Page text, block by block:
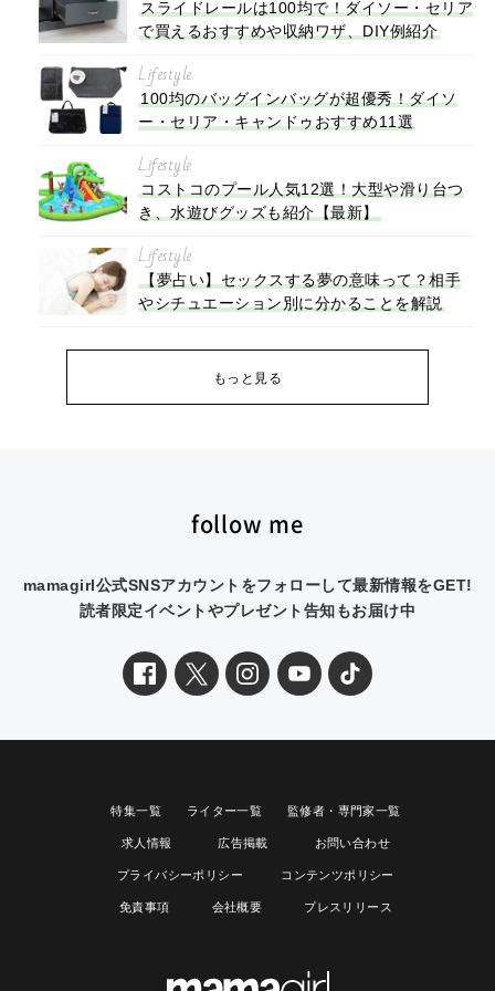
スライドレールは100均で！ダイソー・セリア
で買えるおすすめや収納ワザ、DIY例紹介
Lifestyle
100均のバッグインバッグが超優秀！ダイソ
ー・セリア・キャンドゥおすすめ11選
Lifestyle
コストコのプール人気12選！大型や滑り台つ
き、水遊びグッズも紹介【最新】
Lifestyle
【夢占い】セックスする夢の意味って？相手
やシチュエーション別に分かることを解説
もっと見る
follow me
mamagirl公式SNSアカウントをフォローして最新情報をGET!
読者限定イベントやプレゼント告知もお届け中
特集一覧 ライター一覧 監修者・専門家一覧
求人情報 広告掲載 お問い合わせ
プライバシーポリシー コンテンツポリシー
免責事項 会社概要 プレスリリース